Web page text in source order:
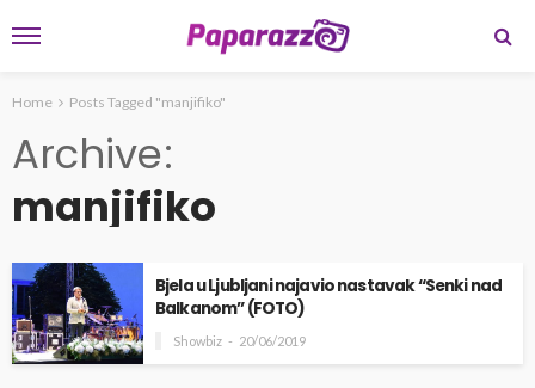
Home Posts Tagged "manjifiko"
Archive
manjifiko
Bjela u Ljubljani najavio nastavak “Senki nad
Balkanom” (FOTO)
Showbiz 20/06/2019